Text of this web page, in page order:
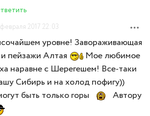
2017 22:03
уровне! Завораживающая
пейзажи Алтая
Мое любимое
наравне с Шерегешем! Все-таки
Сибирь и на холод пофигу))
быть только горы
Автору